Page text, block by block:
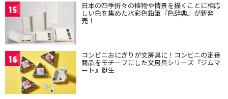
15 日本の四季折々の植物や情景を描くことに相応
しい色を集めた水彩色鉛筆『色辞典』が新発
売！
16 コンビニおにぎりが文房具に！コンビニの定番
商品をモチーフにした文房具シリーズ『ジムマ
ート』誕生